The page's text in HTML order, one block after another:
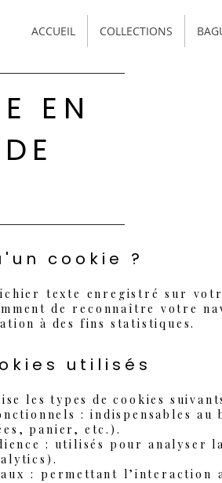
ACCUEIL COLLECTIONS
EN
cookie ?
texte enregistré sur
de reconnaître votre
à des fins statistiques.
utilisés
les types de cookies
: indispensables
panier, etc.).
: utilisés pour
: permettant l’interaction